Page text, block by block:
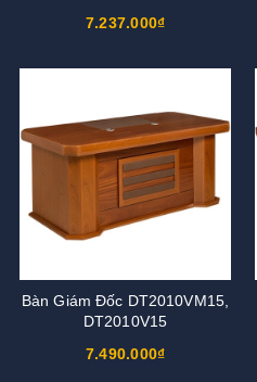
7.237.000₫
Bàn Giám Đốc DT2010VM15,
DT2010V15
7.490.000₫